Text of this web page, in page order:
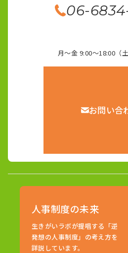
06-
月～金 9:00～18:00（土
お問い合
人事制度の未来
生きがいラボが提唱する「逆
発想の人事制度」の考え方を
詳説しています。